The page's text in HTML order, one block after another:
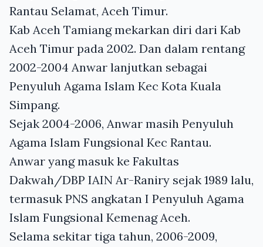
Rantau Selamat, Aceh Timur.
Kab Aceh Tamiang mekarkan diri dari Kab
Aceh Timur pada 2002. Dan dalam rentang
2002-2004 Anwar lanjutkan sebagai
Penyuluh Agama Islam Kec Kota Kuala
Simpang.
Sejak 2004-2006, Anwar masih Penyuluh
Agama Islam Fungsional Kec Rantau.
Anwar yang masuk ke Fakultas
Dakwah/DBP IAIN Ar-Raniry sejak 1989 lalu,
termasuk PNS angkatan I Penyuluh Agama
Islam Fungsional Kemenag Aceh.
Selama sekitar tiga tahun, 2006-2009,